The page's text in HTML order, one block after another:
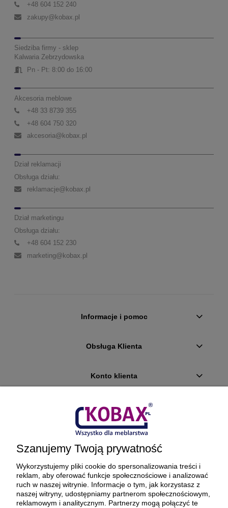
+48 604 152 240
zakupy@kobax.pl
Siedziba firmy - sklep
Kalwaria Zebrzydowska
Pn - Pt: 8:00 do 16:00
Akcesoria meblowe
+48 33 8739 355
+48 604 750 320
akcesoria@kobax.pl
Dział reklamacji
Obsługa działu:
reklamacje@kobax.pl
Dział marketingu
Obsługa działu:
+48 604 152 230
marketing@kobax.pl
Informacje i pomoc
Obsługa Klienta
Konto klienta
Płatności i dostawa
Ciekawostki
O firmie
BEZPIECZNE PŁATNOŚCI ORAZ DOSTAWA
Szanujemy Twoją prywatność
Wykorzystujemy pliki cookie do spersonalizowania treści i
reklam, aby oferować funkcje społecznościowe i analizować
ruch w naszej witrynie. Informacje o tym, jak korzystasz z
naszej witryny, udostępniamy partnerom społecznościowym,
reklamowym i analitycznym. Partnerzy mogą połączyć te